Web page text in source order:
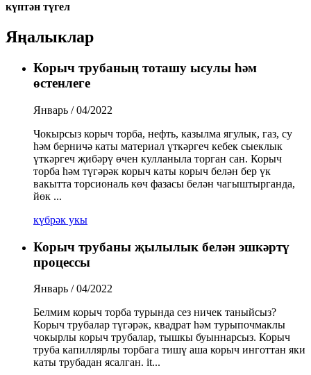
күптән түгел
Яңалыклар
Корыч трубаның тоташу ысулы һәм
өстенлеге
Январь / 04/2022
Чокырсыз корыч торба, нефть, казылма ягулык, газ, су
һәм берничә каты материал үткәргеч кебек сыеклык
үткәргеч җибәрү өчен кулланыла торган сан. Корыч
торба һәм түгәрәк корыч каты корыч белән бер үк
вакытта торсиональ көч фазасы белән чагыштырганда,
йөк ...
күбрәк укы
Корыч трубаны җылылык белән эшкәртү
процессы
Январь / 04/2022
Белмим корыч торба турында сез ничек таныйсыз?
Корыч трубалар түгәрәк, квадрат һәм турыпочмаклы
чокырлы корыч трубалар, тышкы буыннарсыз. Корыч
труба капиллярлы торбага тишү аша корыч инготтан яки
каты трубадан ясалган. it...